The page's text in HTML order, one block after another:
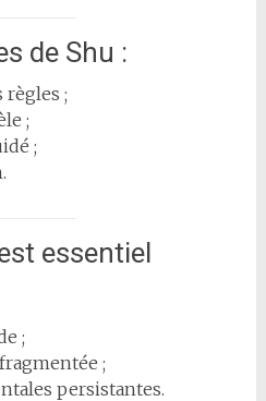
de Shu :
règles ;
;
;
essentiel
;
;
persistantes.